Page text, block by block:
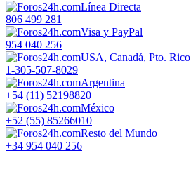
Línea Directa
806 499 281
Visa y PayPal
954 040 256
USA, Canadá, Pto. Rico
1-305-507-8029
Argentina
+54 (11) 52198820
México
+52 (55) 85266010
Resto del Mundo
+34 954 040 256